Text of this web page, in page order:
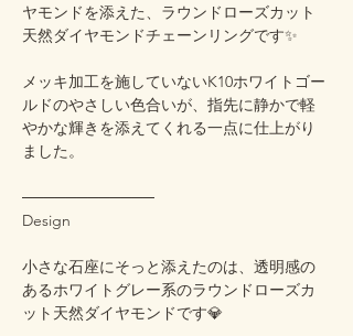
ヤモンドを添えた、ラウンドローズカット
天然ダイヤモンドチェーンリングです✨
メッキ加工を施していないK10ホワイトゴー
ルドのやさしい色合いが、指先に静かで軽
やかな輝きを添えてくれる一点に仕上がり
ました。
────────────
Design
小さな石座にそっと添えたのは、透明感の
あるホワイトグレー系のラウンドローズカ
ット天然ダイヤモンドです💎